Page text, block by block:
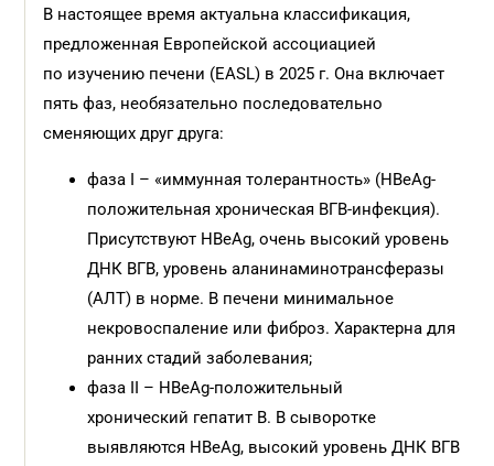
В настоящее время актуальна классификация,
предложенная Европейской ассоциацией
по изучению печени (EASL) в 2025 г. Она включает
пять фаз, необязательно последовательно
сменяющих друг друга:
фаза I – «иммунная толерантность» (HBeAg-
положительная хроническая ВГВ-инфекция).
Присутствуют HBeAg, очень высокий уровень
ДНК ВГВ, уровень аланинаминотрансферазы
(АЛТ) в норме. В печени минимальное
некровоспаление или фиброз. Характерна для
ранних стадий заболевания;
фаза II – HBeAg-положительный
хронический гепатит B. В сыворотке
выявляются HBeAg, высокий уровень ДНК ВГВ